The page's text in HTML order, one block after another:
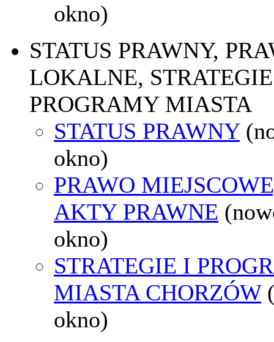
okno)
STATUS PRAWNY,
LOKALNE,
PROGRAMY MIASTA
STATUS PRAWNY
okno)
PRAWO
AKTY PRAWNE
okno)
STRATEGIE I
MIASTA CHORZÓW
okno)